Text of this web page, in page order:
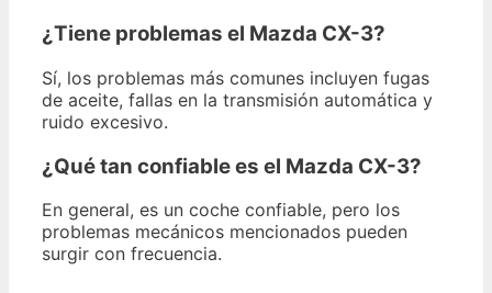
¿Tiene problemas el Mazda CX-3?
Sí, los problemas más comunes incluyen fugas
de aceite, fallas en la transmisión automática y
ruido excesivo.
¿Qué tan confiable es el Mazda CX-3?
En general, es un coche confiable, pero los
problemas mecánicos mencionados pueden
surgir con frecuencia.